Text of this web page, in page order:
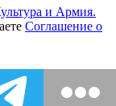
и Армия.
Соглашение о